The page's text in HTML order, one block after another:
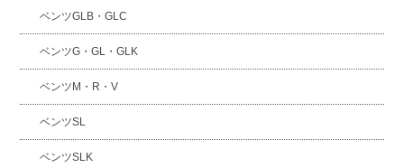
ベンツGLB・GLC
ベンツG・GL・GLK
ベンツM・R・V
ベンツSL
ベンツSLK